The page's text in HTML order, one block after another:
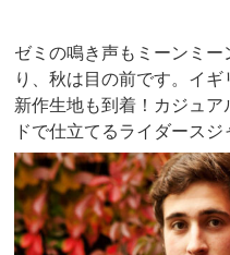
ゼミの鳴き声もミーンミ
り、秋は目の前です。イ
新作生地も到着！カジュ
ドで仕立てるライダースジ